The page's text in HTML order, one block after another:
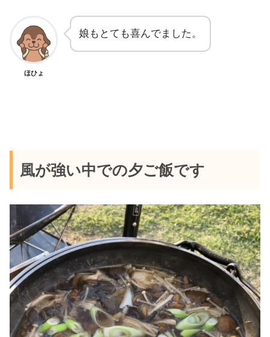
ほひょ
娘もとても喜んでました。
風が強い中での夕ご飯です